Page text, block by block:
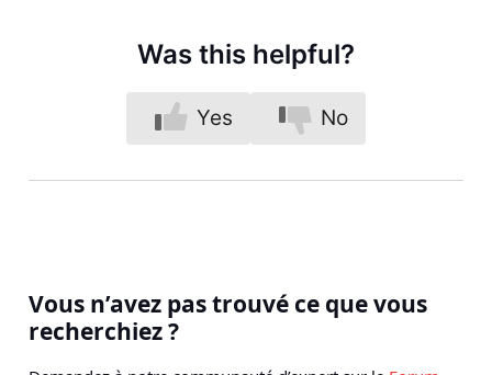
Was this helpful?
Yes No
Vous n’avez pas trouvé ce que vous
recherchiez ?